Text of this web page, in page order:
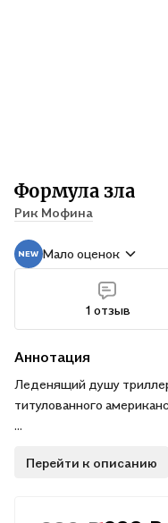
Формула зла
Рик Мофина
Мало оценок
1 отзыв
Аннотация
Леденящий душу
титулованного
любит мультики и
Перейти к описанию